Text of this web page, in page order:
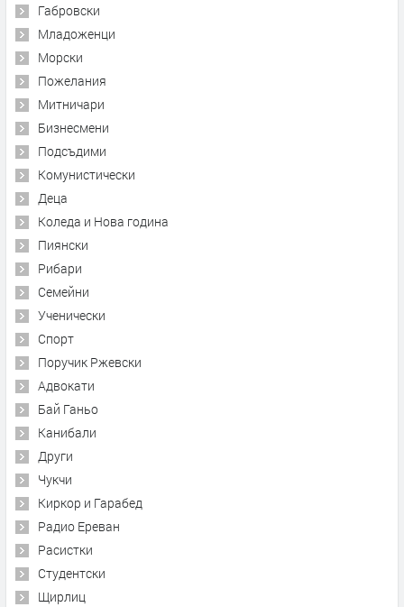
Габровски
Младоженци
Морски
Пожелания
Митничари
Бизнесмени
Подсъдими
Комунистически
Деца
Коледа и Нова година
Пиянски
Рибари
Семейни
Ученически
Спорт
Поручик Ржевски
Адвокати
Бай Ганьо
Канибали
Други
Чукчи
Киркор и Гарабед
Радио Ереван
Расистки
Студентски
Щирлиц